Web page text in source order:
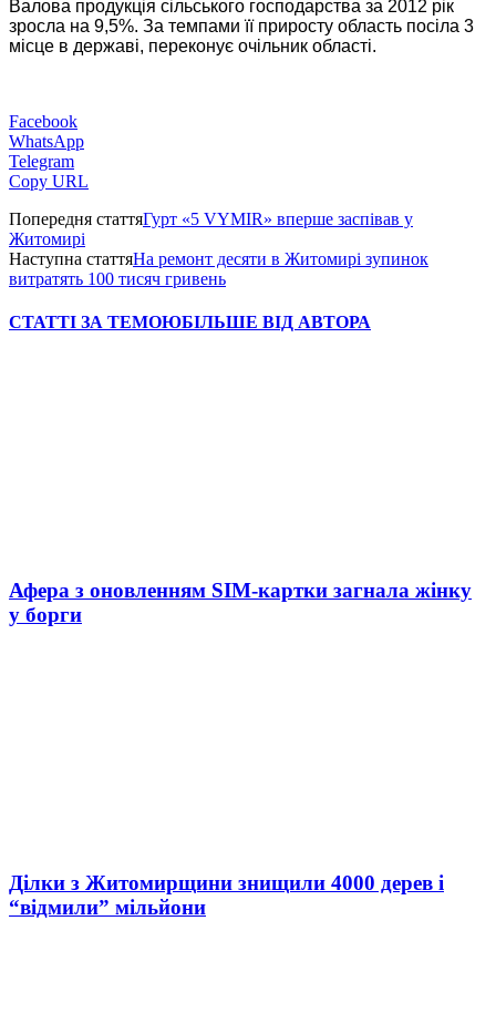
Валова продукція сільського господарства за 2012 рік
зросла на 9,5%. За темпами її приросту область посіла 3
місце в державі, переконує очільник області.
Facebook
WhatsApp
Telegram
Copy URL
Попередня статтяГурт «5 VYMIR» вперше заспівав у
Житомирі
Наступна статтяНа ремонт десяти в Житомирі зупинок
витратять 100 тисяч гривень
СТАТТІ ЗА ТЕМОЮБІЛЬШЕ ВІД АВТОРА
Афера з оновленням SIM-картки загнала жінку
у борги
Ділки з Житомирщини знищили 4000 дерев і
“відмили” мільйони